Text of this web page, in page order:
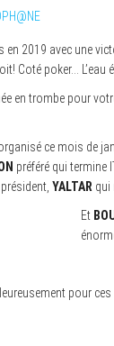
2019 avec une
Coté poker… L’eau
en trombe pour
ce mois de
préféré qui termine
YALTAR qui
Et
pour